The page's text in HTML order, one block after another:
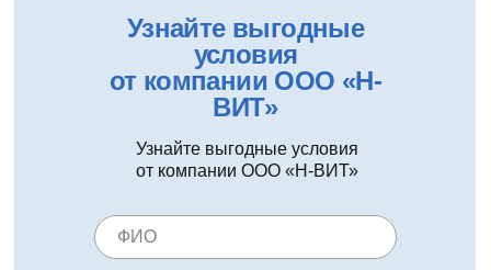
Узнайте выгодные
условия
от компании ООО «Н-
ВИТ»
Узнайте выгодные условия
от компании ООО «Н-ВИТ»